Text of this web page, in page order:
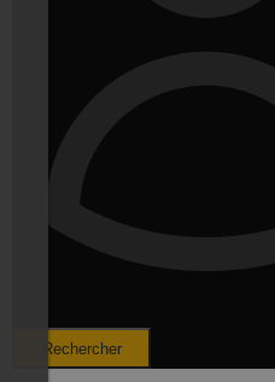
Rechercher